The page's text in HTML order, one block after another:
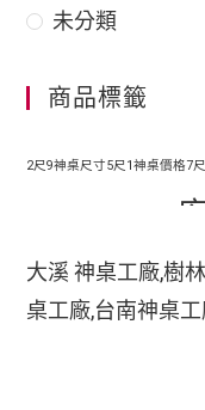
未分類
商品標籤
2尺9神桌尺寸5尺1神桌價格7
匾額客製化
大溪 神桌工廠,樹
桌工廠,台南神桌